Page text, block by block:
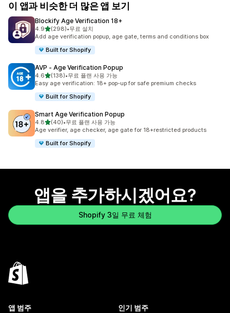
이 앱과 비슷한 더 많은 앱 보기
Blockify Age Verification 18+
4.9별 5개 중
(298)
총 리뷰 298개
•무료 설치
Add age verification popup, age gate, terms and conditions box
Built for Shopify
AVP ‑ Age Verification Popup
4.6별 5개 중
(138)
총 리뷰 138개
•무료 플랜 사용 가능
Easy age verification: 18+ pop-up for safe premium checks
Built for Shopify
Smart Age Verification Popup
4.8별 5개 중
(40)
총 리뷰 40개
•무료 플랜 사용 가능
Age verifier, age checker, age gate for 18+restricted products
Built for Shopify
앱을 추가하시겠어요?
Shopify 3일 무료 체험
앱 범주 인기 범주